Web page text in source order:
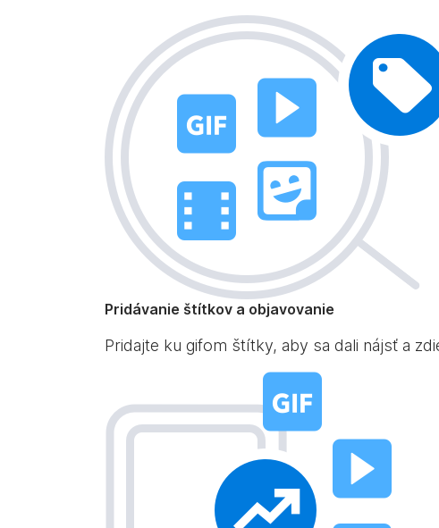
Pridávanie štítkov a objavovanie
Pridajte ku gifom štítky, aby sa dali nájsť a